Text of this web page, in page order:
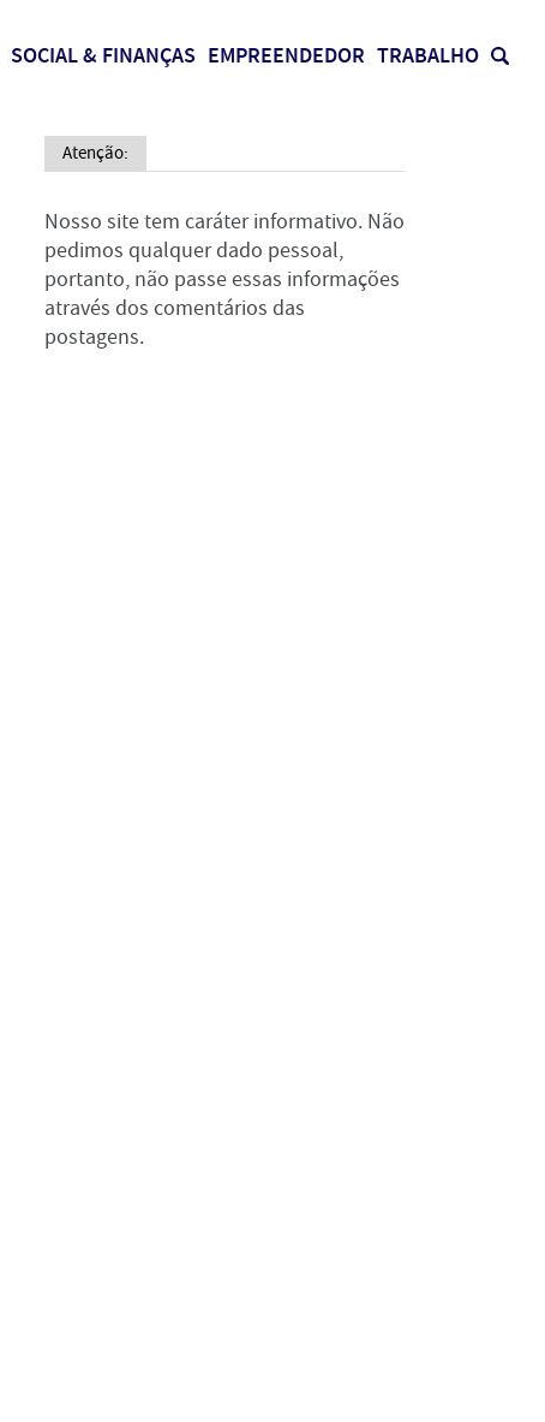
SOCIAL & FINANÇAS EMPREENDEDOR TRABALHO
Atenção:
Nosso site tem caráter informativo. Não
pedimos qualquer dado pessoal,
portanto, não passe essas informações
através dos comentários das
postagens.